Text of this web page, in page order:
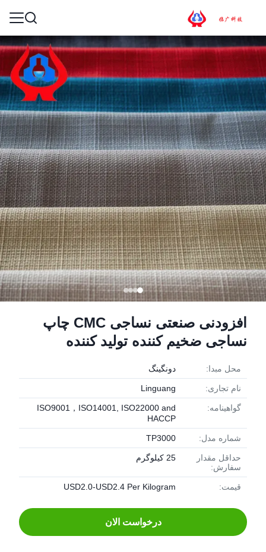
افزودنی صنعتی نساجی CMC چاپ
نساجی ضخیم کننده تولید کننده
محل مبدا: دونگينگ
نام تجاری: Linguang
گواهینامه:
ISO9001，ISO14001, ISO22000 and
HACCP
شماره مدل: TP3000
حداقل مقدار
سفارش:
25 کیلوگرم
قیمت: USD2.0-USD2.4 Per Kilogram
درخواست الان